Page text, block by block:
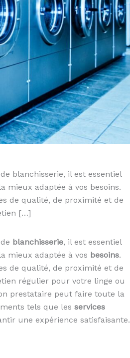
blanchisserie, il est essentiel
mieux adaptée à vos besoins.
de qualité, de proximité et de
[…]
blanchisserie, il est essentiel
mieux adaptée à vos besoins.
de qualité, de proximité et de
régulier pour votre linge ou
prestataire peut faire toute la
tels que les services
une expérience satisfaisante.